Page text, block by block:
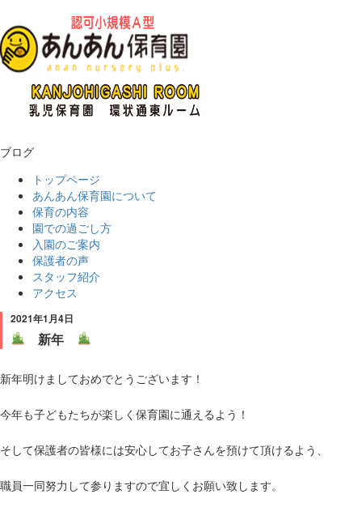
ブログ
トップページ
あんあん保育園について
保育の内容
園での過ごし方
入園のご案内
保護者の声
スタッフ紹介
アクセス
2021年1月4日
新年
新年明けましておめでとうございます！
今年も子どもたちが楽しく保育園に通えるよう！
そして保護者の皆様には安心してお子さんを預けて頂けるよう、
職員一同努力して参りますので宜しくお願い致します。